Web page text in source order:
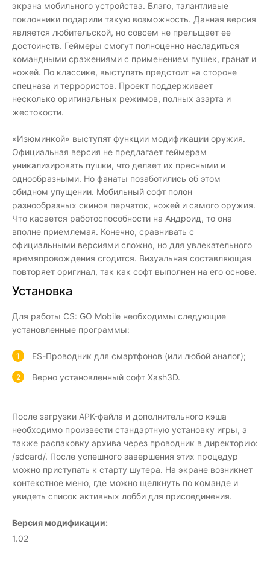
экрана мобильного устройства. Благо, талантливые
поклонники подарили такую возможность. Данная версия
является любительской, но совсем не прельщает ее
достоинств. Геймеры смогут полноценно насладиться
командными сражениями с применением пушек, гранат и
ножей. По классике, выступать предстоит на стороне
спецназа и террористов. Проект поддерживает
несколько оригинальных режимов, полных азарта и
жестокости.
«Изюминкой» выступят функции модификации оружия.
Официальная версия не предлагает геймерам
уникализировать пушки, что делает их пресными и
однообразными. Но фанаты позаботились об этом
обидном упущении. Мобильный софт полон
разнообразных скинов перчаток, ножей и самого оружия.
Что касается работоспособности на Андроид, то она
вполне приемлемая. Конечно, сравнивать с
официальными версиями сложно, но для увлекательного
времяпровождения сгодится. Визуальная составляющая
повторяет оригинал, так как софт выполнен на его основе.
Установка
Для работы CS: GO Mobile необходимы следующие
установленные программы:
ES-Проводник для смартфонов (или любой аналог);
Верно установленный софт Xash3D.
После загрузки APK-файла и дополнительного кэша
необходимо произвести стандартную установку игры, а
также распаковку архива через проводник в директорию:
/sdcard/. После успешного завершения этих процедур
можно приступать к старту шутера. На экране возникнет
контекстное меню, где можно щелкнуть по команде и
увидеть список активных лобби для присоединения.
Версия модификации:
1.02